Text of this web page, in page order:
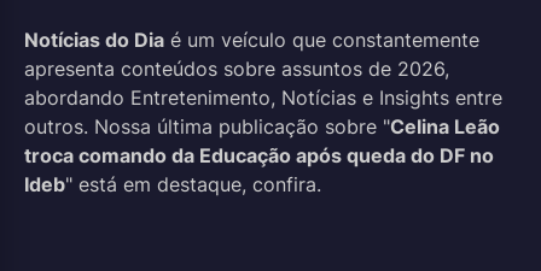
Notícias do Dia é um veículo que constantemente
apresenta conteúdos sobre assuntos de 2026,
abordando Entretenimento, Notícias e Insights entre
outros. Nossa última publicação sobre "Celina Leão
troca comando da Educação após queda do DF no
Ideb" está em destaque, confira.